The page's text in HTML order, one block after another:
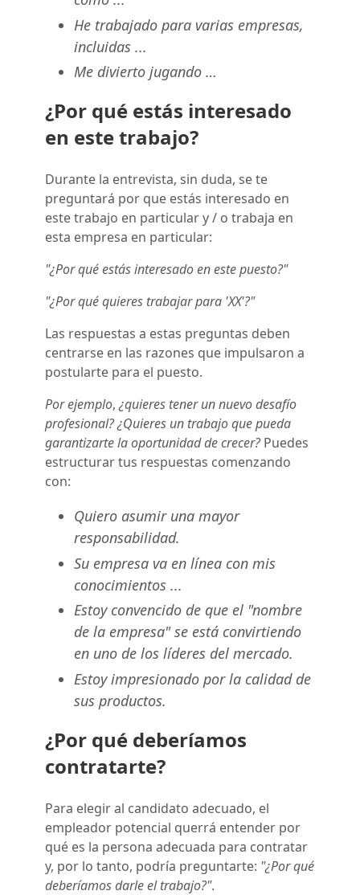
He trabajado para varias empresas,
incluidas ...
Me divierto jugando …
¿Por qué estás interesado
en este trabajo?
Durante la entrevista, sin duda, se te
preguntará por que estás interesado en
este trabajo en particular y / o trabaja en
esta empresa en particular:
"¿Por qué estás interesado en este puesto?"
"¿Por qué quieres trabajar para 'XX'?"
Las respuestas a estas preguntas deben
centrarse en las razones que impulsaron a
postularte para el puesto.
Por ejemplo,¿quieres tener un nuevo desafío
profesional? ¿Quieres un trabajo que pueda
garantizarte la oportunidad de crecer?Puedes
estructurar tus respuestas comenzando
con:
Quiero asumir una mayor
responsabilidad.
Su empresa va en línea con mis
conocimientos ...
Estoy convencido de que el "nombre
de la empresa" se está convirtiendo
en uno de los líderes del mercado.
Estoy impresionado por la calidad de
sus productos.
¿Por qué deberíamos
contratarte?
Para elegir al candidato adecuado, el
empleador potencial querrá entender por
qué es la persona adecuada para contratar
y, por lo tanto, podría preguntarte: "¿Por qué
deberíamos darle el trabajo?".